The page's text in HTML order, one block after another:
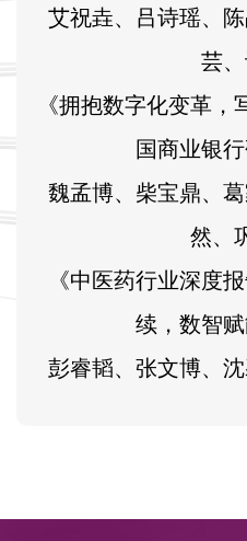
艾祝垚、吕诗瑶、
芸
《拥抱数字化变革
国商业银行
魏孟博、柴宝鼎、
然、
《中医药行业深度
续，数智赋
彭睿韬、张文博、